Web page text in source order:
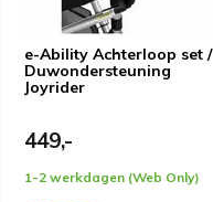
e-Ability Achterloop set /
Duwondersteuning
Joyrider
449,-
1-2 werkdagen (Web Only)